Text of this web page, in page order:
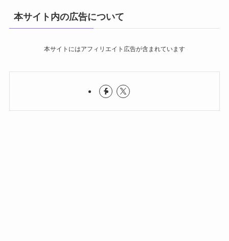
本サイト内の広告について
本サイトにはアフィリエイト広告が含まれています